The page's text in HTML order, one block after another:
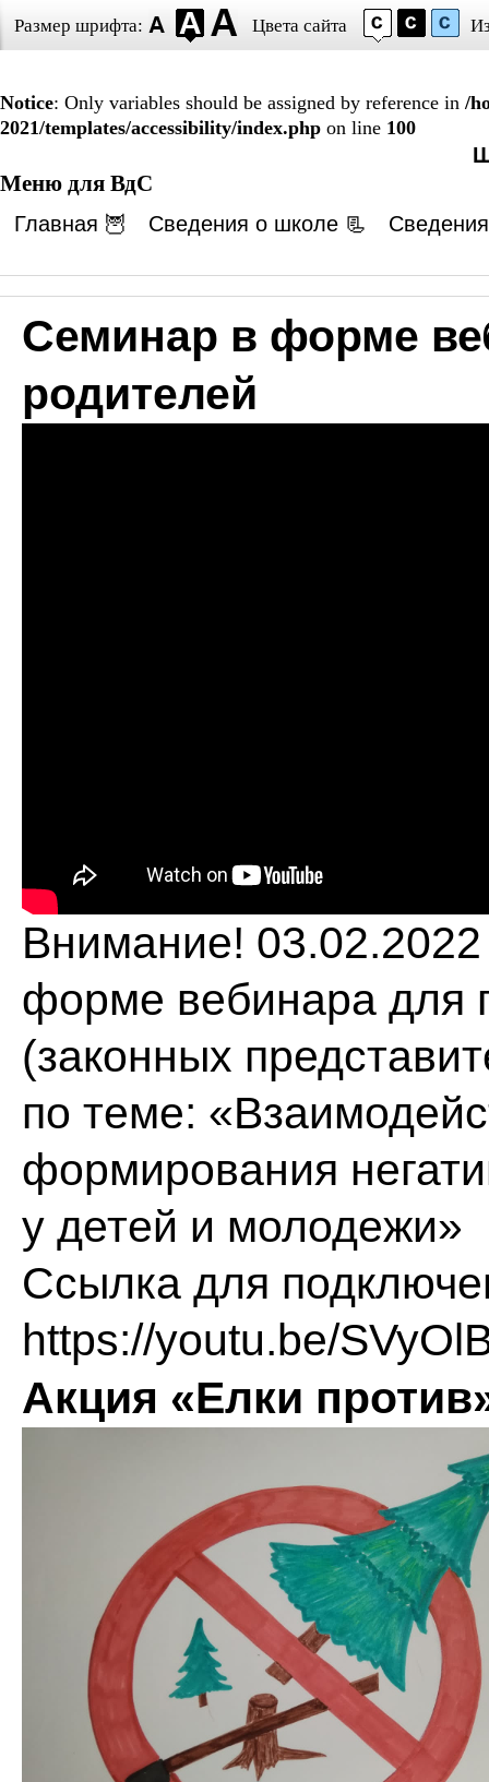
Размер шрифта: Цвета сайта
Notice: Only variables should be assigned by reference in /
2021/templates/accessibility/index.php on line 100
Меню для ВдС
Главная 🦉 Сведения о школе 📃
Семинар в форме
родителей
Внимание!
форме вебинара для
(законных
по теме:
формирования
у детей и молодежи»
Ссылка для
https://youtu.be/
Акция «Елки